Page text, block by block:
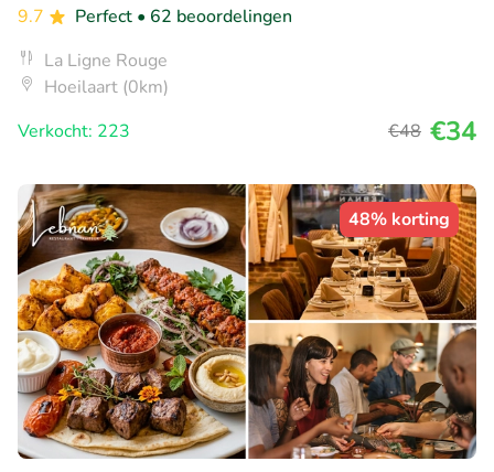
9.7
Perfect • 62 beoordelingen
La Ligne Rouge
Hoeilaart (0km)
Verkocht: 223
€48 €34
48% korting